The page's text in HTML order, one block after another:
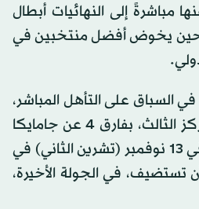
مباشرةً إلى النهائيات أبطال
حين يخوض أفضل منتخبين في
في السباق على التأهل المباشر،
إذ تملك 5 نقاط في المركز الثالث، بفارق 4 عن جامايكا
التي تحلّ ضيفة عليها في 13 نوفمبر (تشرين الثاني) في
تستضيف، في الجولة الأخيرة،